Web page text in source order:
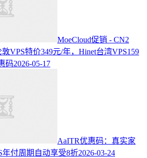
MoeCloud促销 - CN2
VPS特价349元/年，Hinet台湾VPS159
码2026-05-17
AaITR优惠码：真实家
年付周期自动享受8折2026-03-24